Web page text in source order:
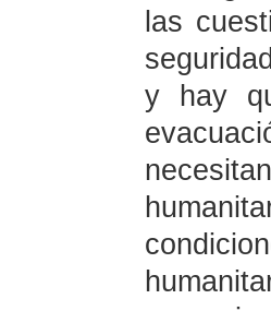
las
y hay